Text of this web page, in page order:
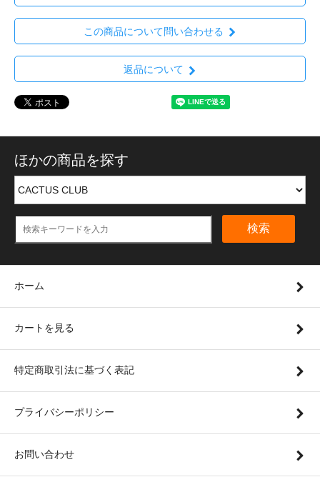
この商品について問い合わせる
返品について
ほかの商品を探す
検索
ホーム
カートを見る
特定商取引法に基づく表記
プライバシーポリシー
お問い合わせ